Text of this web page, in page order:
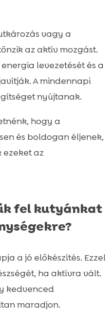
vagy a
az aktív mozgást.
levezetését és a
A mindennapi
nyújtanak.
hogy a
és boldogan éljenek,
ezeket az
fel kutyánkat
a jó előkészítés. Ezzel
ha aktívra vált.
kedvenced
maradjon.